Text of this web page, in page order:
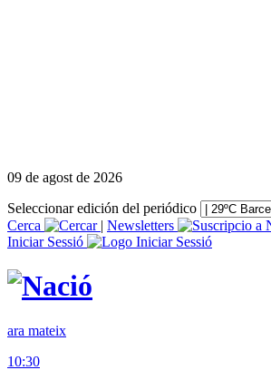
09 de agost de 2026
Seleccionar edición del periódico
Cerca
| Newsletters
Iniciar Sessió
ara mateix
10:30